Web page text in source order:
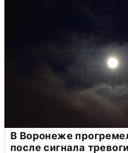
В Воронеже
после сигнала тревоги